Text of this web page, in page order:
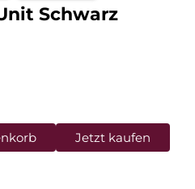
Schwarz
Jetzt kaufen